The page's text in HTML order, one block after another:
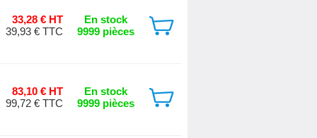
33,28 € HT
39,93 € TTC
En stock
9999 pièces
83,10 € HT
99,72 € TTC
En stock
9999 pièces